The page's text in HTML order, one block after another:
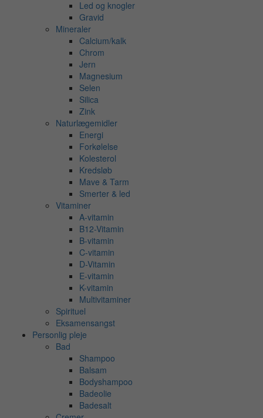
Led og knogler
Gravid
Mineraler
Calcium/kalk
Chrom
Jern
Magnesium
Selen
Silica
Zink
Naturlægemidler
Energi
Forkølelse
Kolesterol
Kredsløb
Mave & Tarm
Smerter & led
Vitaminer
A-vitamin
B12-Vitamin
B-vitamin
C-vitamin
D-Vitamin
E-vitamin
K-vitamin
Multivitaminer
Spirituel
Eksamensangst
Personlig pleje
Bad
Shampoo
Balsam
Bodyshampoo
Badeolie
Badesalt